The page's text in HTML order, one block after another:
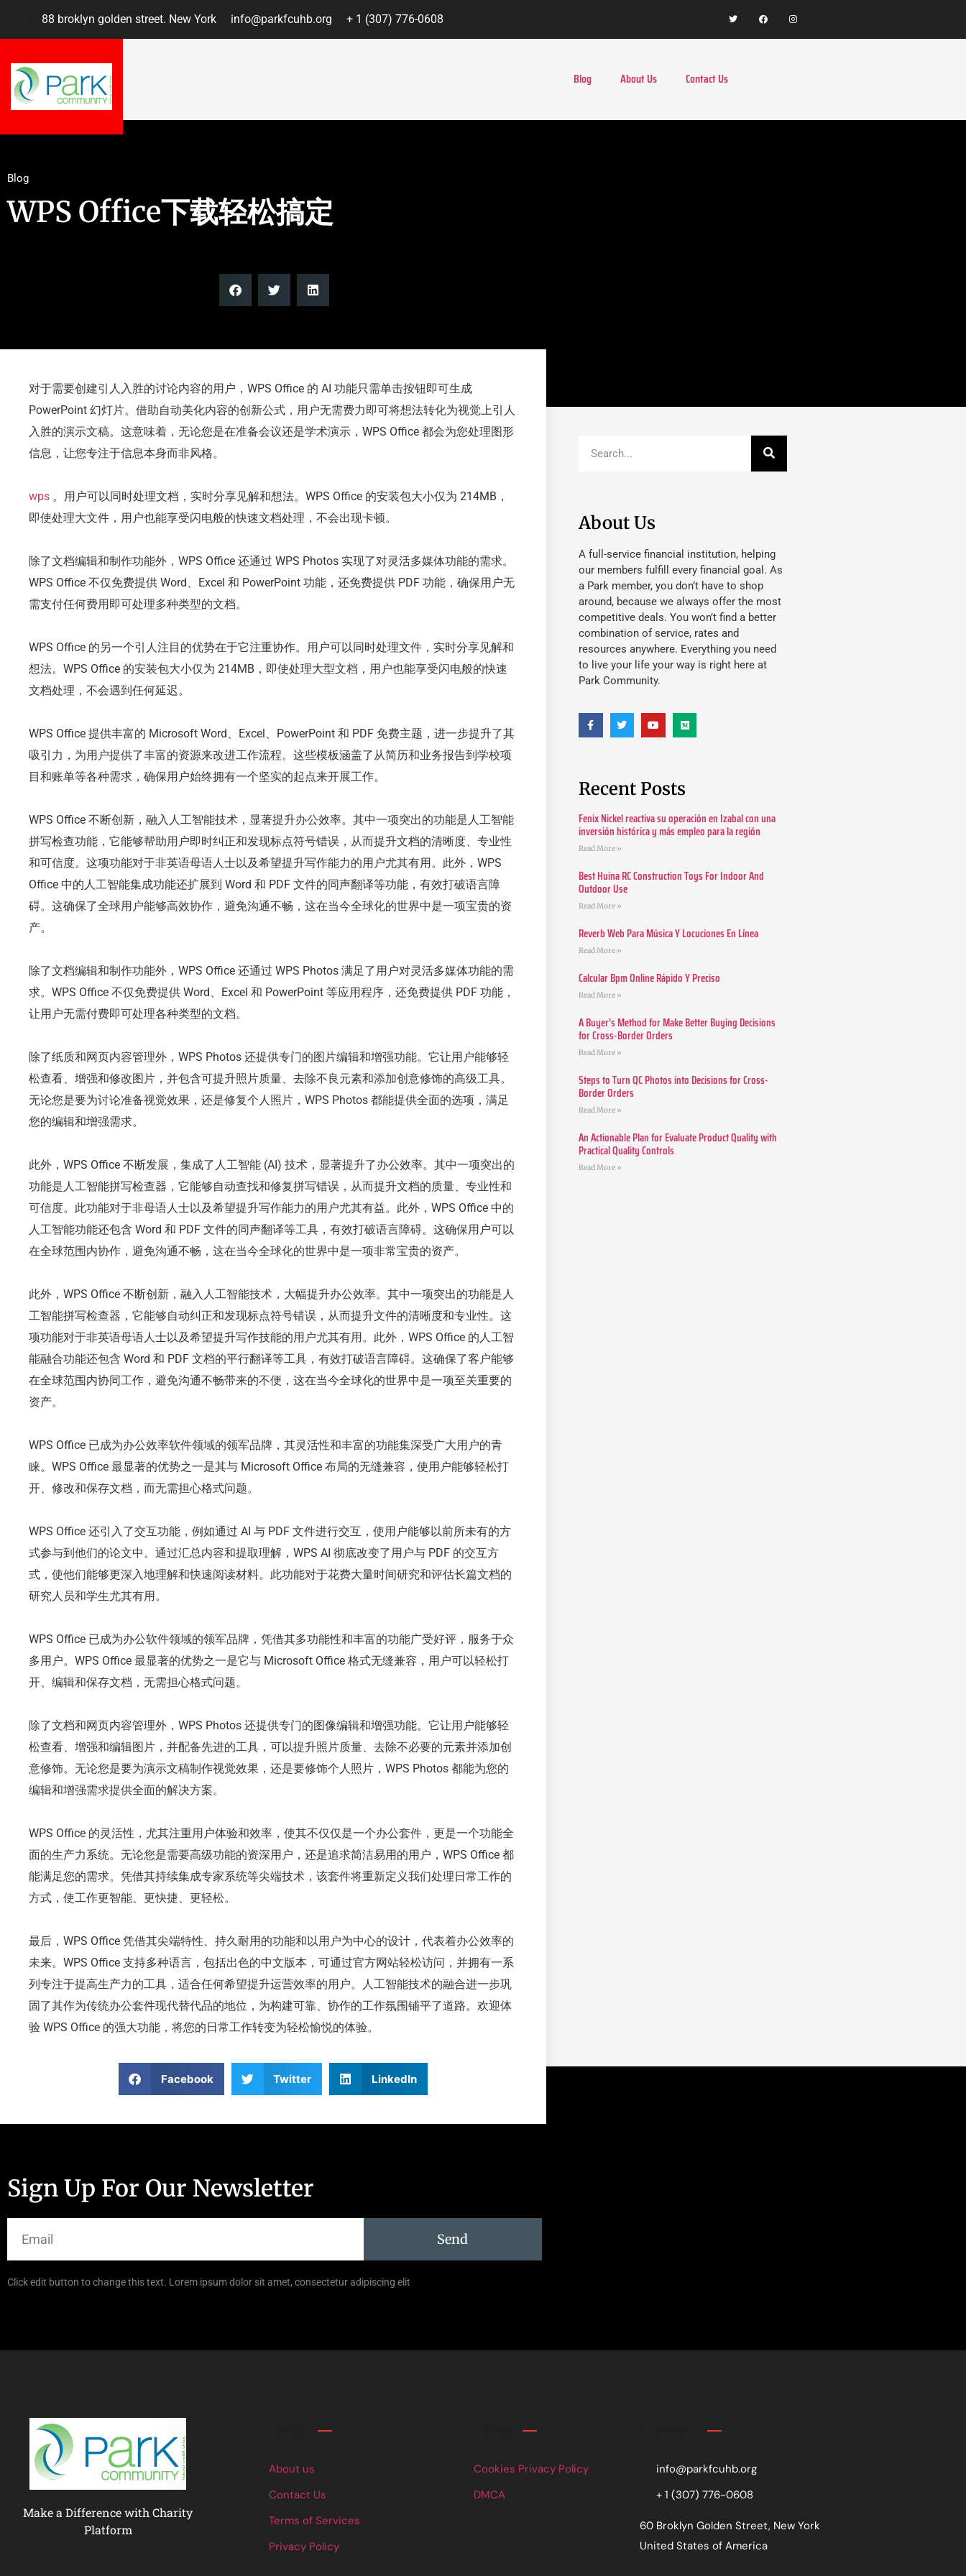
88 broklyn golden street. New York info@parkfcuhb.org + 1 (307) 776-0608
Blog About Us Contact Us
Blog
WPS Office下载轻松搞定
对于需要创建引人入胜的讨论内容的用户，WPS Office 的 AI 功能只需单击按钮即可生成
PowerPoint 幻灯片。借助自动美化内容的创新公式，用户无需费力即可将想法转化为视觉上引人
入胜的演示文稿。这意味着，无论您是在准备会议还是学术演示，WPS Office 都会为您处理图形
信息，让您专注于信息本身而非风格。
wps 。用户可以同时处理文档，实时分享见解和想法。WPS Office 的安装包大小仅为 214MB，
即使处理大文件，用户也能享受闪电般的快速文档处理，不会出现卡顿。
除了文档编辑和制作功能外，WPS Office 还通过 WPS Photos 实现了对灵活多媒体功能的需求。
WPS Office 不仅免费提供 Word、Excel 和 PowerPoint 功能，还免费提供 PDF 功能，确保用户无
需支付任何费用即可处理多种类型的文档。
WPS Office 的另一个引人注目的优势在于它注重协作。用户可以同时处理文件，实时分享见解和
想法。WPS Office 的安装包大小仅为 214MB，即使处理大型文档，用户也能享受闪电般的快速
文档处理，不会遇到任何延迟。
WPS Office 提供丰富的 Microsoft Word、Excel、PowerPoint 和 PDF 免费主题，进一步提升了其
吸引力，为用户提供了丰富的资源来改进工作流程。这些模板涵盖了从简历和业务报告到学校项
目和账单等各种需求，确保用户始终拥有一个坚实的起点来开展工作。
WPS Office 不断创新，融入人工智能技术，显著提升办公效率。其中一项突出的功能是人工智能
拼写检查功能，它能够帮助用户即时纠正和发现标点符号错误，从而提升文档的清晰度、专业性
和可信度。这项功能对于非英语母语人士以及希望提升写作能力的用户尤其有用。此外，WPS
Office 中的人工智能集成功能还扩展到 Word 和 PDF 文件的同声翻译等功能，有效打破语言障
碍。这确保了全球用户能够高效协作，避免沟通不畅，这在当今全球化的世界中是一项宝贵的资
产。
除了文档编辑和制作功能外，WPS Office 还通过 WPS Photos 满足了用户对灵活多媒体功能的需
求。WPS Office 不仅免费提供 Word、Excel 和 PowerPoint 等应用程序，还免费提供 PDF 功能，
让用户无需付费即可处理各种类型的文档。
除了纸质和网页内容管理外，WPS Photos 还提供专门的图片编辑和增强功能。它让用户能够轻
松查看、增强和修改图片，并包含可提升照片质量、去除不良元素和添加创意修饰的高级工具。
无论您是要为讨论准备视觉效果，还是修复个人照片，WPS Photos 都能提供全面的选项，满足
您的编辑和增强需求。
此外，WPS Office 不断发展，集成了人工智能 (AI) 技术，显著提升了办公效率。其中一项突出的
功能是人工智能拼写检查器，它能够自动查找和修复拼写错误，从而提升文档的质量、专业性和
可信度。此功能对于非母语人士以及希望提升写作能力的用户尤其有益。此外，WPS Office 中的
人工智能功能还包含 Word 和 PDF 文件的同声翻译等工具，有效打破语言障碍。这确保用户可以
在全球范围内协作，避免沟通不畅，这在当今全球化的世界中是一项非常宝贵的资产。
此外，WPS Office 不断创新，融入人工智能技术，大幅提升办公效率。其中一项突出的功能是人
工智能拼写检查器，它能够自动纠正和发现标点符号错误，从而提升文件的清晰度和专业性。这
项功能对于非英语母语人士以及希望提升写作技能的用户尤其有用。此外，WPS Office 的人工智
能融合功能还包含 Word 和 PDF 文档的平行翻译等工具，有效打破语言障碍。这确保了客户能够
在全球范围内协同工作，避免沟通不畅带来的不便，这在当今全球化的世界中是一项至关重要的
资产。
WPS Office 已成为办公效率软件领域的领军品牌，其灵活性和丰富的功能集深受广大用户的青
睐。WPS Office 最显著的优势之一是其与 Microsoft Office 布局的无缝兼容，使用户能够轻松打
开、修改和保存文档，而无需担心格式问题。
WPS Office 还引入了交互功能，例如通过 AI 与 PDF 文件进行交互，使用户能够以前所未有的方
式参与到他们的论文中。通过汇总内容和提取理解，WPS AI 彻底改变了用户与 PDF 的交互方
式，使他们能够更深入地理解和快速阅读材料。此功能对于花费大量时间研究和评估长篇文档的
研究人员和学生尤其有用。
WPS Office 已成为办公软件领域的领军品牌，凭借其多功能性和丰富的功能广受好评，服务于众
多用户。WPS Office 最显著的优势之一是它与 Microsoft Office 格式无缝兼容，用户可以轻松打
开、编辑和保存文档，无需担心格式问题。
除了文档和网页内容管理外，WPS Photos 还提供专门的图像编辑和增强功能。它让用户能够轻
松查看、增强和编辑图片，并配备先进的工具，可以提升照片质量、去除不必要的元素并添加创
意修饰。无论您是要为演示文稿制作视觉效果，还是要修饰个人照片，WPS Photos 都能为您的
编辑和增强需求提供全面的解决方案。
WPS Office 的灵活性，尤其注重用户体验和效率，使其不仅仅是一个办公套件，更是一个功能全
面的生产力系统。无论您是需要高级功能的资深用户，还是追求简洁易用的用户，WPS Office 都
能满足您的需求。凭借其持续集成专家系统等尖端技术，该套件将重新定义我们处理日常工作的
方式，使工作更智能、更快捷、更轻松。
最后，WPS Office 凭借其尖端特性、持久耐用的功能和以用户为中心的设计，代表着办公效率的
未来。WPS Office 支持多种语言，包括出色的中文版本，可通过官方网站轻松访问，并拥有一系
列专注于提高生产力的工具，适合任何希望提升运营效率的用户。人工智能技术的融合进一步巩
固了其作为传统办公套件现代替代品的地位，为构建可靠、协作的工作氛围铺平了道路。欢迎体
验 WPS Office 的强大功能，将您的日常工作转变为轻松愉悦的体验。
Facebook Twitter LinkedIn
About Us
A full-service financial institution, helping
our members fulfill every financial goal. As
a Park member, you don’t have to shop
around, because we always offer the most
competitive deals. You won’t find a better
combination of service, rates and
resources anywhere. Everything you need
to live your life your way is right here at
Park Community.
Recent Posts
Fenix Nickel reactiva su operación en Izabal con una
inversión histórica y más empleo para la región
Read More »
Best Huina RC Construction Toys For Indoor And
Outdoor Use
Read More »
Reverb Web Para Música Y Locuciones En Línea
Read More »
Calcular Bpm Online Rápido Y Preciso
Read More »
A Buyer’s Method for Make Better Buying Decisions
for Cross-Border Orders
Read More »
Steps to Turn QC Photos into Decisions for Cross-
Border Orders
Read More »
An Actionable Plan for Evaluate Product Quality with
Practical Quality Controls
Read More »
Sign Up For Our Newsletter
Send
Click edit button to change this text. Lorem ipsum dolor sit amet, consectetur adipiscing elit
Make a Difference with Charity
Platform
About us
Contact Us
Terms of Services
Privacy Policy
Cookies Privacy Policy
DMCA
info@parkfcuhb.org
+ 1 (307) 776-0608
60 Broklyn Golden Street, New York
United States of America